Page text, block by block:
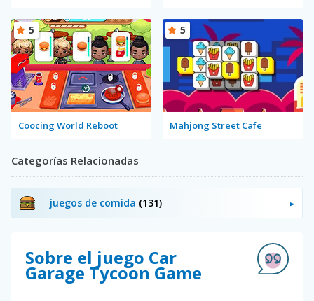
Coocing World Reboot
5
Mahjong Street Cafe
5
Categorías Relacionadas
juegos de comida (131)
Sobre el juego Car
Garage Tycoon Game